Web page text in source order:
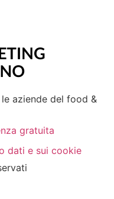
aziende del food &
gratuita
dati e sui cookie